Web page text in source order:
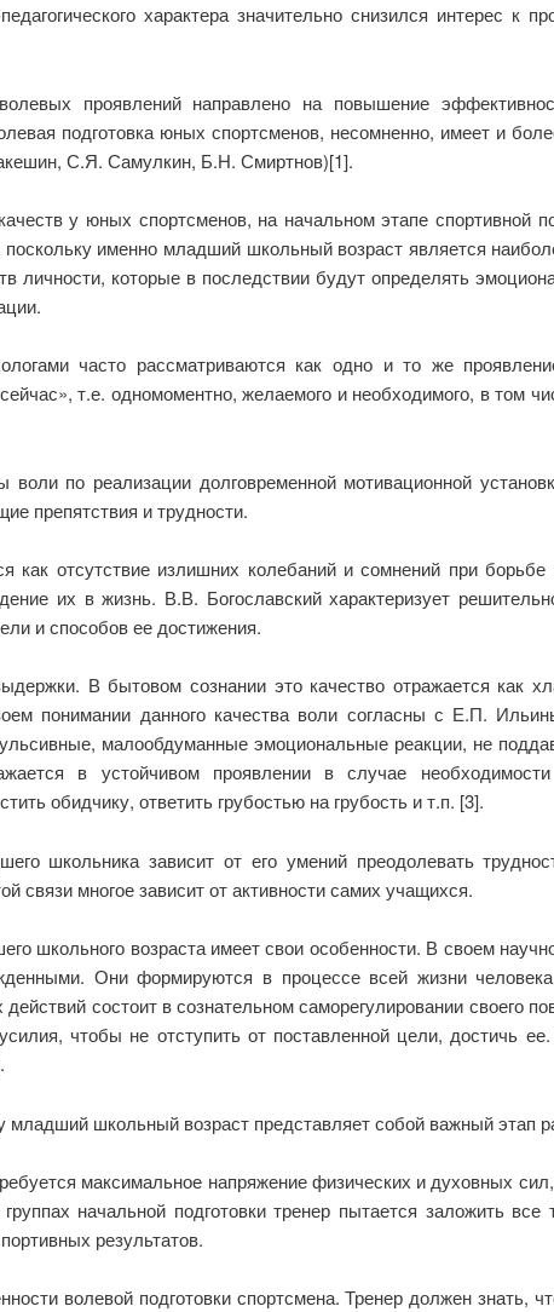
характера значительно снизился интерес к
проявлений направлено на повышение
подготовка юных спортсменов, несомненно, имеет и
С.Я. Самулкин, Б.Н. Смиртнов)[1].
у юных спортсменов, на начальном этапе спортивной
именно младший школьный возраст является
личности, которые в последствии будут определять
часто рассматриваются как одно и то же
т.е. одномоментно, желаемого и необходимого, в том
воли по реализации долговременной мотивационной
препятствия и трудности.
как отсутствие излишних колебаний и сомнений при
их в жизнь. В.В. Богославский характеризует
и способов ее достижения.
В бытовом сознании это качество отражается как
понимании данного качества воли согласны с Е.П.
малообдуманные эмоциональные реакции, не
в устойчивом проявлении в случае
обидчику, ответить грубостью на грубость и т.п. [3].
школьника зависит от его умений преодолевать
связи многое зависит от активности самих учащихся.
школьного возраста имеет свои особенности. В своем
Они формируются в процессе всей жизни
состоит в сознательном саморегулировании своего
чтобы не отступить от поставленной цели, достичь
школьный возраст представляет собой важный этап
максимальное напряжение физических и духовных
начальной подготовки тренер пытается заложить
результатов.
волевой подготовки спортсмена. Тренер должен знать,